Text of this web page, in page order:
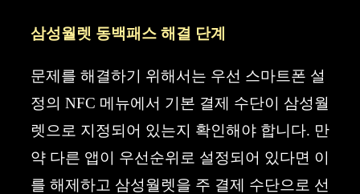
삼성월렛 동백패스 해결 단계
문제를 해결하기 위해서는 우선 스마트폰 설
정의 NFC 메뉴에서 기본 결제 수단이 삼성월
렛으로 지정되어 있는지 확인해야 합니다. 만
약 다른 앱이 우선순위로 설정되어 있다면 이
를 해제하고 삼성월렛을 주 결제 수단으로 선